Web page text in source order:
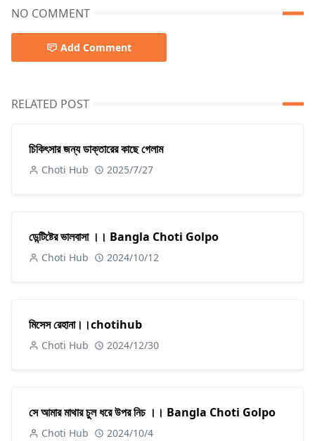
NO COMMENT
Add Comment
RELATED POST
চিকিৎসার জন্য ডাক্তারের কাছে গেলাম
Choti Hub 2025/7/27
ডেন্টিষ্টের ভালবাসা ।। Bangla Choti Golpo
Choti Hub 2024/10/12
মিসেস রেহানা।।chotihub
Choti Hub 2024/12/30
সে আমার মাথার চুল ধরে উপর নিচ ।। Bangla Choti Golpo
Choti Hub 2024/10/4